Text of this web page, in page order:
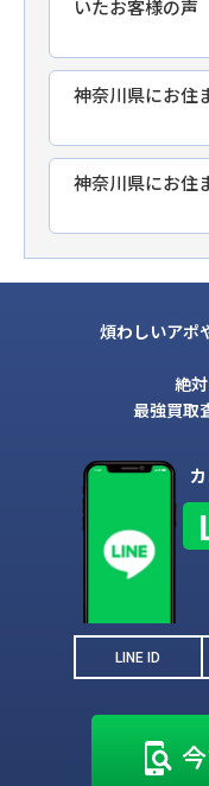
いたお客様の声
神奈川県にお住
神奈川県にお住
煩わしいアポ
絶
最強買取
LINE ID